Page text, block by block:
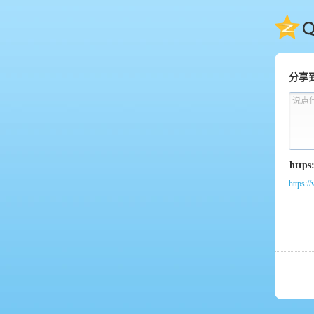
QQ
分享
说点
https://